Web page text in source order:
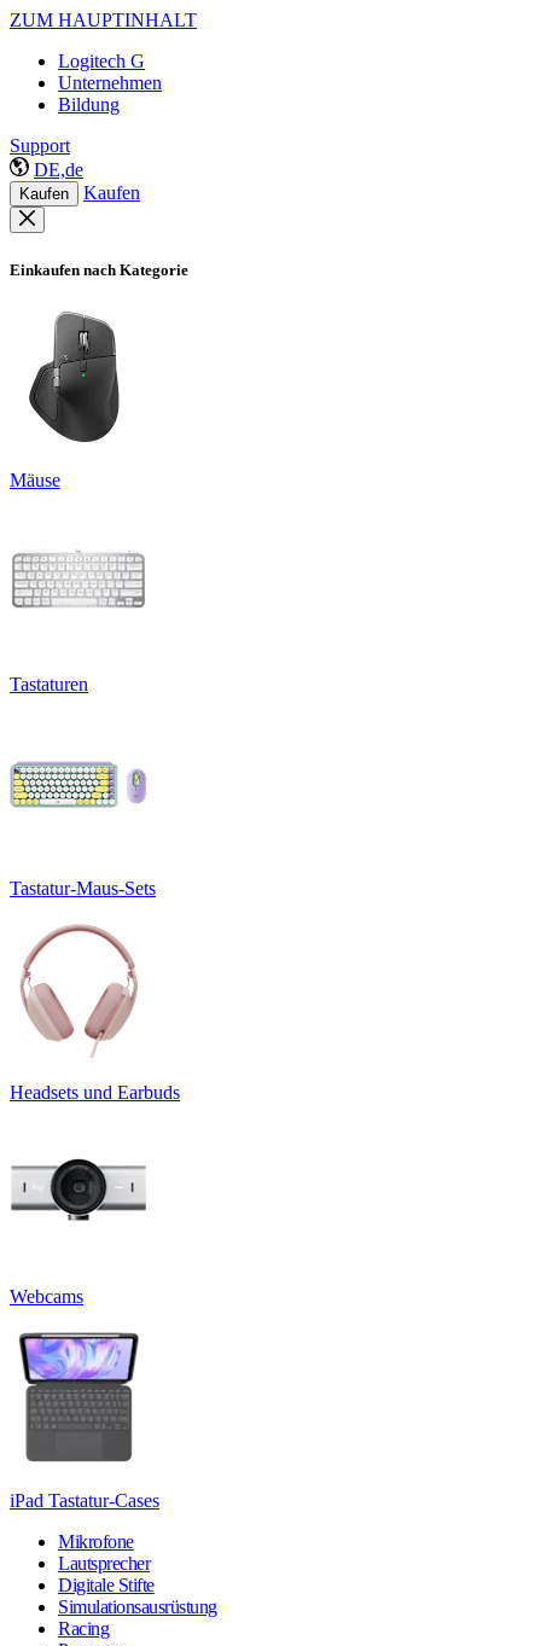
ZUM HAUPTINHALT
Logitech G
Unternehmen
Bildung
Support
DE,de
Kaufen Kaufen
Einkaufen nach Kategorie
Mäuse
Tastaturen
Tastatur-Maus-Sets
Headsets und Earbuds
Webcams
iPad Tastatur-Cases
Mikrofone
Lautsprecher
Digitale Stifte
Simulationsausrüstung
Racing